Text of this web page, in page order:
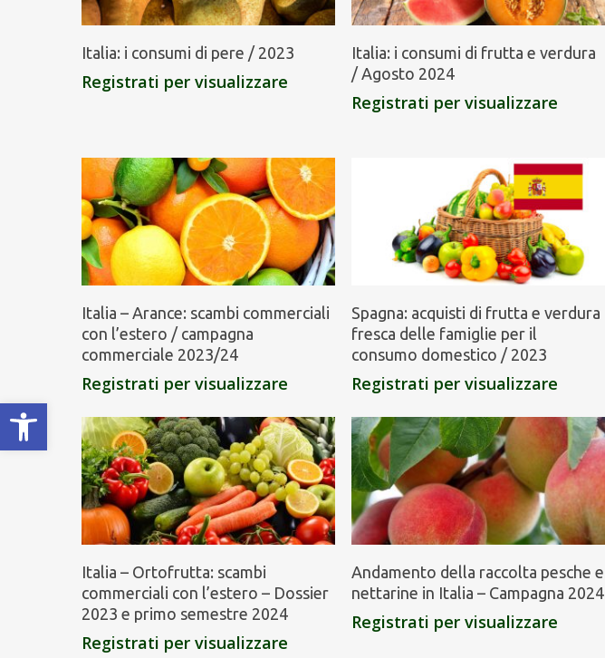
Apri la barra degli strumenti
Italia: i consumi di pere / 2023
Registrati per visualizzare
Italia: i consumi di frutta e verdura
/ Agosto 2024
Registrati per visualizzare
Italia – Arance: scambi commerciali
con l’estero / campagna
commerciale 2023/24
Registrati per visualizzare
Spagna: acquisti di frutta e verdura
fresca delle famiglie per il
consumo domestico / 2023
Registrati per visualizzare
Italia – Ortofrutta: scambi
commerciali con l’estero – Dossier
2023 e primo semestre 2024
Registrati per visualizzare
Andamento della raccolta pesche e
nettarine in Italia – Campagna 2024
Registrati per visualizzare